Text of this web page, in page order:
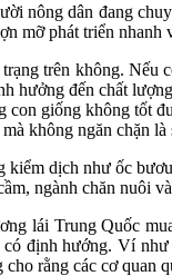
nông dân đang
mỡ phát triển nhanh
trên không.
hưởng đến chất
giống không tốt
không ngăn chặn là
kiểm dịch như ốc
ngành chăn nuôi
lái Trung Quốc
định hướng. Ví
rằng các cơ